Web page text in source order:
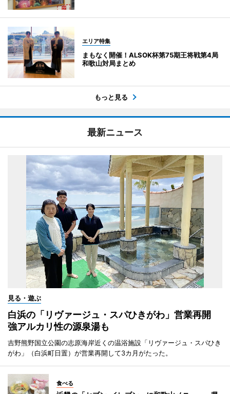
エリア特集
まもなく開催！ALSOK杯第75期王将戦第4局
和歌山対局まとめ
もっと見る
最新ニュース
見る・遊ぶ
白浜の「リヴァージュ・スパひきがわ」営業再開
強アルカリ性の源泉湯も
吉野熊野国立公園の志原海岸近くの温浴施設「リヴァージュ・スパひき
がわ」（白浜町日置）が営業再開して3カ月がたった。
食べる